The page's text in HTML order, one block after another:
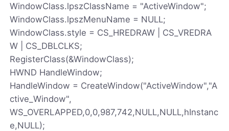
WindowClass.lpszClassName = "ActiveWindow";
WindowClass.lpszMenuName = NULL;
WindowClass.style = CS_HREDRAW | CS_VREDRA
W | CS_DBLCLKS;
RegisterClass(&WindowClass);
HWND HandleWindow;
HandleWindow = CreateWindow("ActiveWindow","A
ctive_Window",
WS_OVERLAPPED,0,0,987,742,NULL,NULL,hInstanc
e,NULL);